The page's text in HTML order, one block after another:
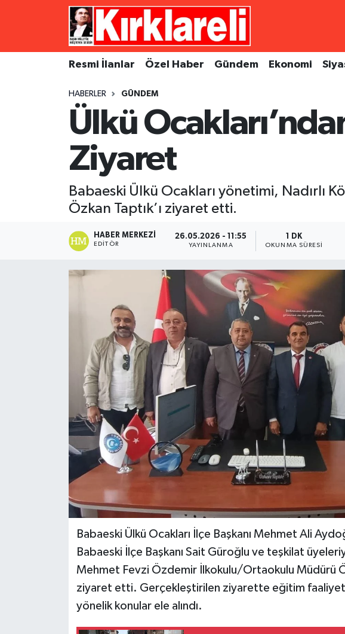
Resmi İlanlar Özel Haber Gündem Ekonomi
HABERLER GÜNDEM
Ülkü
Ziyaret
Babaeski Ülkü Ocakları yönetimi,
Özkan Taptık’ı ziyaret etti.
HABER MERKEZI
EDITÖR
26.05.2026 - 11:55
YAYINLANMA
1 DK
OKUNMA SÜRESI
Babaeski Ülkü Ocakları İlçe Başkanı Mehmet Ali
Babaeski İlçe Başkanı Sait Güroğlu ve teşkilat
Mehmet Fevzi Özdemir İlkokulu/Ortaokulu Müdürü
ziyaret etti. Gerçekleştirilen ziyarette eğitim
yönelik konular ele alındı.
Resmi İlanlar
Ekonomi
Kültür Sanat
Magazin
Gizlilik Sözleşmesi
Merkez Nöbetçi Eczaneler
Merkez Trafik Yoğunluk Haritası
Süper Lig Puan Durumu ve Fikstür
Tüm Manşetler
Son Dakika Haberleri